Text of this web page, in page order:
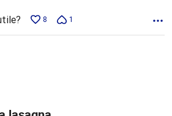
8 1